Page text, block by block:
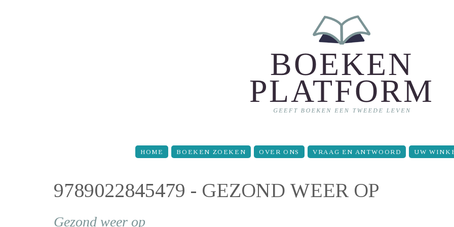
HOME BOEKEN ZOEKEN OVER ONS VRAAG EN ANTWOORD UW
9789022845479 - GEZOND WEER OP
Gezond weer op